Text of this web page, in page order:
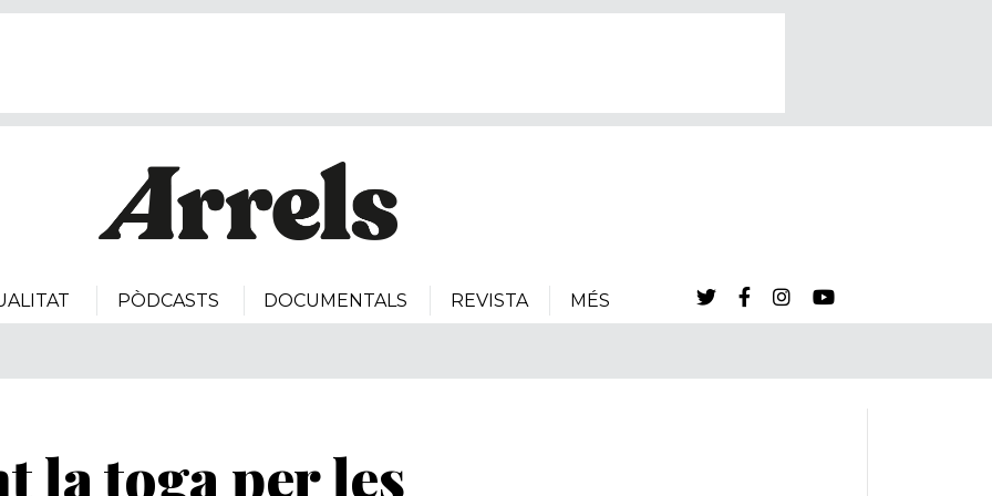
PÒDCASTS DOCUMENTALS REVISTA MÉS
la toga per les